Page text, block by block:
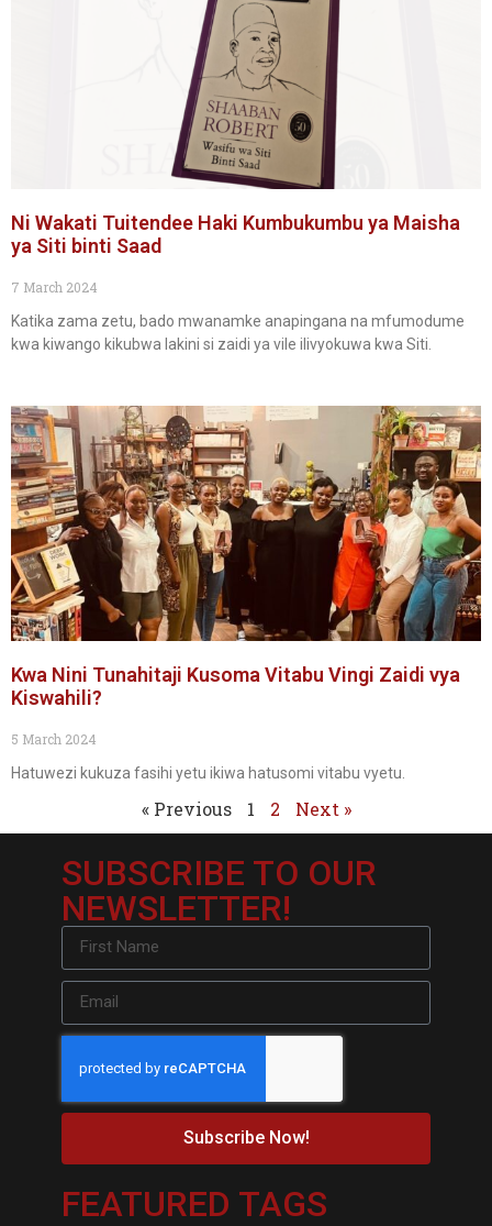
Ni Wakati Tuitendee Haki Kumbukumbu ya Maisha
ya Siti binti Saad
7 March 2024
Katika zama zetu, bado mwanamke anapingana na mfumodume
kwa kiwango kikubwa lakini si zaidi ya vile ilivyokuwa kwa Siti.
Kwa Nini Tunahitaji Kusoma Vitabu Vingi Zaidi vya
Kiswahili?
5 March 2024
Hatuwezi kukuza fasihi yetu ikiwa hatusomi vitabu vyetu.
« Previous 1 2 Next »
SUBSCRIBE TO OUR
NEWSLETTER!
Subscribe Now!
FEATURED TAGS